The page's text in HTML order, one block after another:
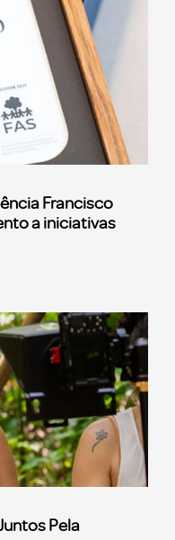
Francisco
a iniciativas
Pela